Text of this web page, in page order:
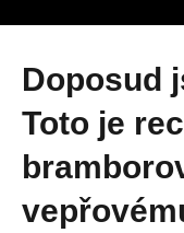
Doposud jste dělali chybu.
Toto je